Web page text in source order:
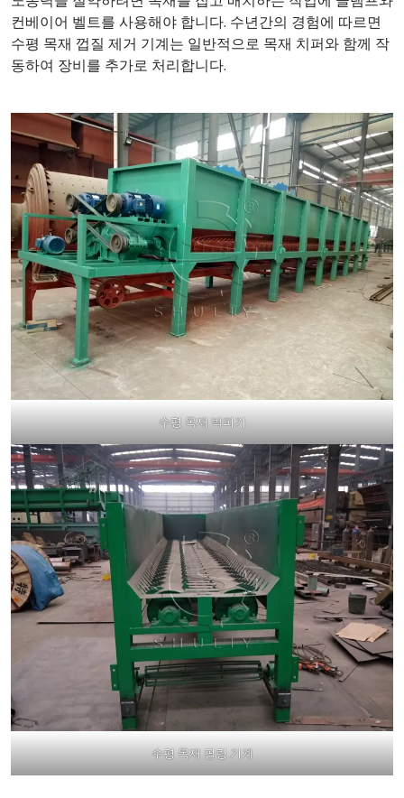
컨베이어 벨트를 사용해야 합니다. 수년간의 경험에 따르면
수평 목재 껍질 제거 기계는 일반적으로 목재 치퍼와 함께 작
동하여 장비를 추가로 처리합니다.
수평 목재 박피기
수평 목재 필링 기계